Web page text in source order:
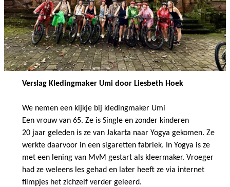
Verslag Kledingmaker Umi door Liesbeth Hoek
We nemen een kijkje bij kledingmaker Umi
Een vrouw van 65. Ze is Single en zonder kinderen
20 jaar geleden is ze van Jakarta naar Yogya gekomen. Ze
werkte daarvoor in een sigaretten fabriek. In Yogya is ze
met een lening van MvM gestart als kleermaker. Vroeger
had ze weleens les gehad en later heeft ze via internet
filmpjes het zichzelf verder geleerd.